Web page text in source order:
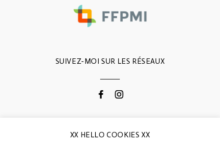
SUIVEZ-MOI SUR LES RÉSEAUX
CONTACTEZ-MOI
XX HELLO COOKIES XX